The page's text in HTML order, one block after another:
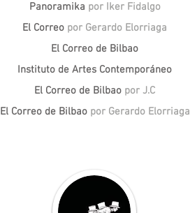
Panoramika por Iker Fidalgo
El Correo por Gerardo Elorriaga
El Correo de Bilbao
Instituto de Artes Contemporáneo
El Correo de Bilbao por J.C
El Correo de Bilbao por Gerardo Elorriaga